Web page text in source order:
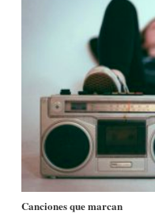
Canciones que marcan